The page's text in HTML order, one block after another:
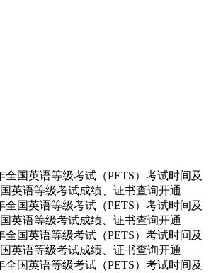
全国英语等级考试（PETS）考试时间及
英语等级考试成绩、证书查询开通
全国英语等级考试（PETS）考试时间及
英语等级考试成绩、证书查询开通
全国英语等级考试（PETS）考试时间及
英语等级考试成绩、证书查询开通
全国英语等级考试（PETS）考试时间及